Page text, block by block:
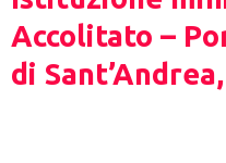
Accolitato –
di